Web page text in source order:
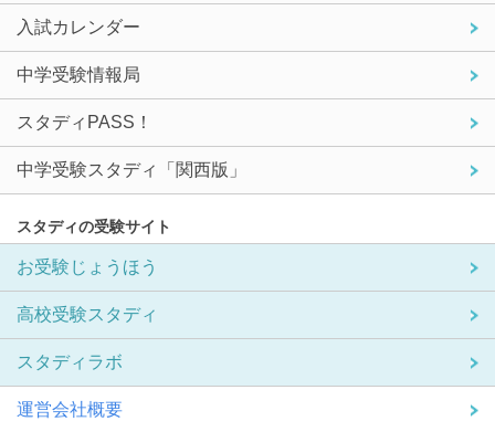
入試カレンダー
中学受験情報局
スタディPASS！
中学受験スタディ「関西版」
スタディの受験サイト
お受験じょうほう
高校受験スタディ
スタディラボ
運営会社概要